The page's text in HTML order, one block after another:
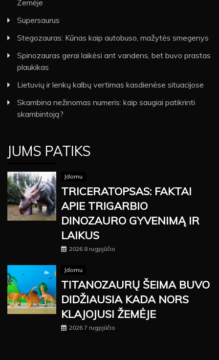
Žemėje
Supersaurus
Stegozauras: Kūnas kaip autobuso, mažytės smegenys
Spinozauras gerai laikėsi ant vandens, bet buvo prastas
plaukikas
Lietuvių ir lenkų kalbų vertimas kasdienėse situacijose
Skambina nežinomas numeris: kaip saugiai patikrinti
skambintoją?
JUMS PATIKS
Įdomu
TRICERATOPSAS: FAKTAI
APIE TRIGARBIO
DINOZAURO GYVENIMĄ IR
LAIKUS
2026 8 rugpjūčio
Įdomu
TITANOZAURŲ ŠEIMA BUVO
DIDŽIAUSIA KADA NORS
KLAJOJUSI ŽEMĖJE
2026 7 rugpjūčio